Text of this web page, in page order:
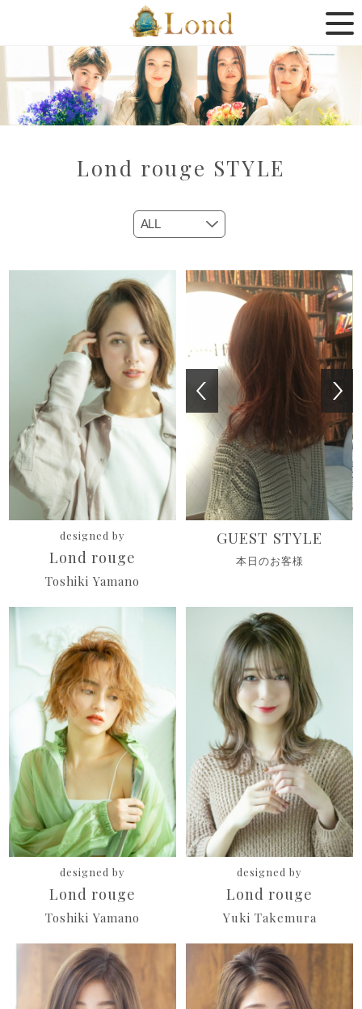
Lond rouge STYLE
designed by
Lond rouge
Toshiki Yamano
GUEST STYLE
本日のお客様
designed by
Lond rouge
Toshiki Yamano
designed by
Lond rouge
Yuki Takemura